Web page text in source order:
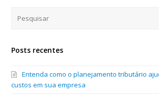
Posts recentes
Entenda como o planejamento tributário
custos em sua empresa